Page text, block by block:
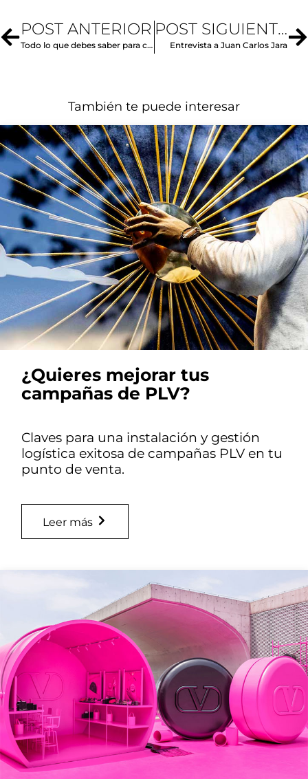
POST ANTERIOR
Todo lo que debes saber para crear la mejor campaña de promoción
POST SIGUIENTE
Entrevista a Juan Carlos Jara
También te puede interesar
¿Quieres mejorar tus
campañas de PLV?
Claves para una instalación y gestión
logística exitosa de campañas PLV en tu
punto de venta.
Leer más